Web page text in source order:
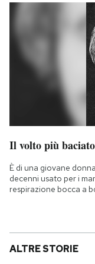
Il volto più
È di una giovane
decenni usato per i
respirazione bocca a
ALTRE STORIE